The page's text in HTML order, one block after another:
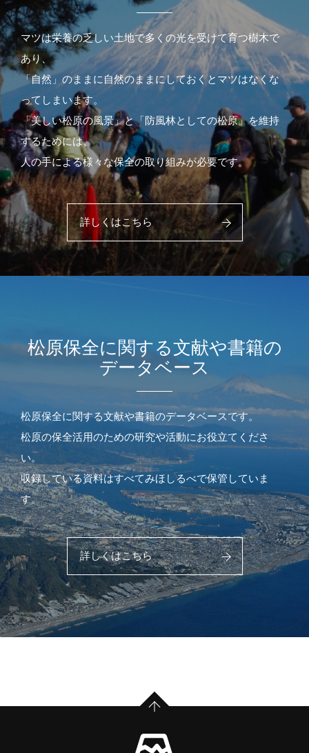
マツは栄養の乏しい土地で多くの光を受けて育つ樹木で
あり、
「自然」のままに自然のままにしておくとマツはなくな
ってしまいます。
「美しい松原の風景」と「防風林としての松原」を維持
するためには、
人の手による様々な保全の取り組みが必要です。
詳しくはこちら
松原保全に関する文献や書籍の
データベース
松原保全に関する文献や書籍のデータベースです。
松原の保全活用のための研究や活動にお役立てくださ
い。
収録している資料はすべてみほしるべで保管していま
す。
詳しくはこちら